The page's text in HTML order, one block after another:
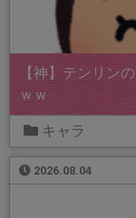
【神】テンリン
ｗｗ
キャラ
2026.08.04